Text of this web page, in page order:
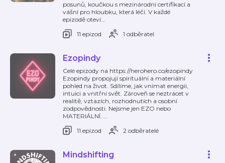
posunů, koučkou s mezinárodní certifikací a
vášní pro hloubku, která léčí. V každé
epizodě oteví…
11 epizod
1 odběratel
Ezopindy
Celé epizody na https://herohero.co/ezopindy
Ezopindy propojují spirituální a materiální
pohled na život. Sdílíme, jak vnímat energii,
intuici a vnitřní svět. Zároveň se neztrácet v
realitě, vztazích, rozhodnutích a osobní
zodpovědnosti. Nejsme jen EZO nebo
MATERIÁLNÍ. …
11 epizod
2 odběratelé
Mindshifting